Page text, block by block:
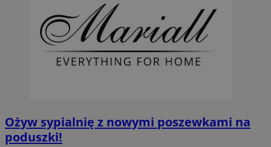
Ożyw sypialnię z nowymi poszewkami na
poduszki!